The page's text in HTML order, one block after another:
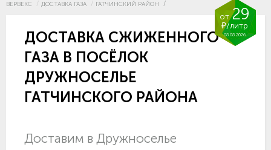
ВЕРВЕКС ДОСТАВКА ГАЗА ГАТЧИНСКИЙ РАЙОН
от29
₽/литр
08.08.2026
ДОСТАВКА СЖИЖЕННОГО
ГАЗА В ПОСЁЛОК
ДРУЖНОСЕЛЬЕ
ГАТЧИНСКОГО РАЙОНА
Доставим в Дружноселье